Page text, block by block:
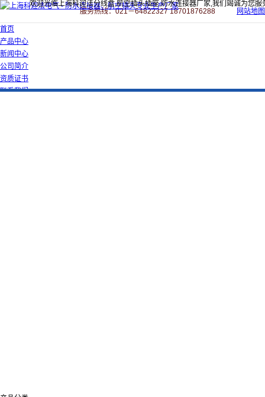
欢迎光临上海科迎法分线盒,航空插头插座,防水连接器厂家,我们竭诚为您服
服务热线：021－64822327 18701876288
网站地图
首页
产品中心
新闻中心
公司简介
资质证书
联系我们